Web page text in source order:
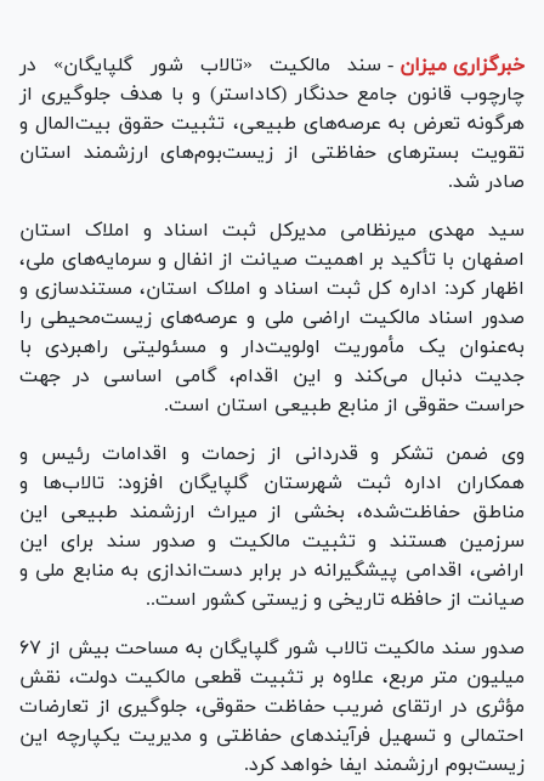
خبرگزاری میزان - سند مالکیت «تالاب شور گلپایگان» در
چارچوب قانون جامع حدنگار (کاداستر) و با هدف جلوگیری از
هرگونه تعرض به عرصه‌های طبیعی، تثبیت حقوق بیت‌المال و
تقویت بستر‌های حفاظتی از زیست‌بوم‌های ارزشمند استان
صادر شد.
سید مهدی میرنظامی مدیرکل ثبت اسناد و املاک استان
اصفهان با تأکید بر اهمیت صیانت از انفال و سرمایه‌های ملی،
اظهار کرد: اداره کل ثبت اسناد و املاک استان، مستندسازی و
صدور اسناد مالکیت اراضی ملی و عرصه‌های زیست‌محیطی را
به‌عنوان یک مأموریت اولویت‌دار و مسئولیتی راهبردی با
جدیت دنبال می‌کند و این اقدام، گامی اساسی در جهت
حراست حقوقی از منابع طبیعی استان است.
وی ضمن تشکر و قدردانی از زحمات و اقدامات رئیس و
همکاران اداره ثبت شهرستان گلپایگان افزود: تالاب‌ها و
مناطق حفاظت‌شده، بخشی از میراث ارزشمند طبیعی این
سرزمین هستند و تثبیت مالکیت و صدور سند برای این
اراضی، اقدامی پیشگیرانه در برابر دست‌اندازی به منابع ملی و
صیانت از حافظه تاریخی و زیستی کشور است..
صدور سند مالکیت تالاب شور گلپایگان به مساحت بیش از ۶۷
میلیون متر مربع، علاوه بر تثبیت قطعی مالکیت دولت، نقش
مؤثری در ارتقای ضریب حفاظت حقوقی، جلوگیری از تعارضات
احتمالی و تسهیل فرآیند‌های حفاظتی و مدیریت یکپارچه این
زیست‌بوم ارزشمند ایفا خواهد کرد.